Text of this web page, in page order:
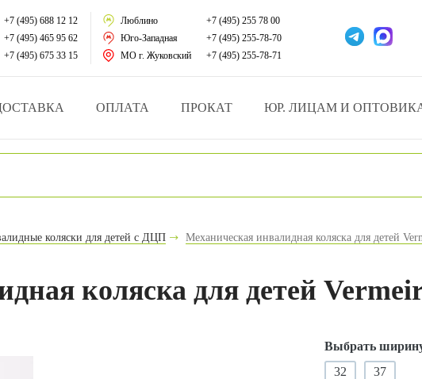
реабилитации
по уходу за больными
медтехника
и полезные товары
+7 (495) 688 12 12
+7 (495) 465 95 62
+7 (495) 675 33 15
Люблино
+7 (495) 255 78 00
Юго-Западная
+7 (495) 255-78-70
МО г. Жуковский
+7 (495) 255-78-71
ОПЛАТА ПРОКАТ ЮР. ЛИЦАМ И
коляски для детей с ДЦП Механическая инвалидная коляска для детей
коляска для детей
Выбрать
32
37